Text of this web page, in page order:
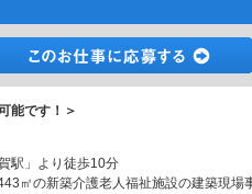
能です！＞
駅」より徒歩10分
㎡の新築介護老人福祉施設の建築現場